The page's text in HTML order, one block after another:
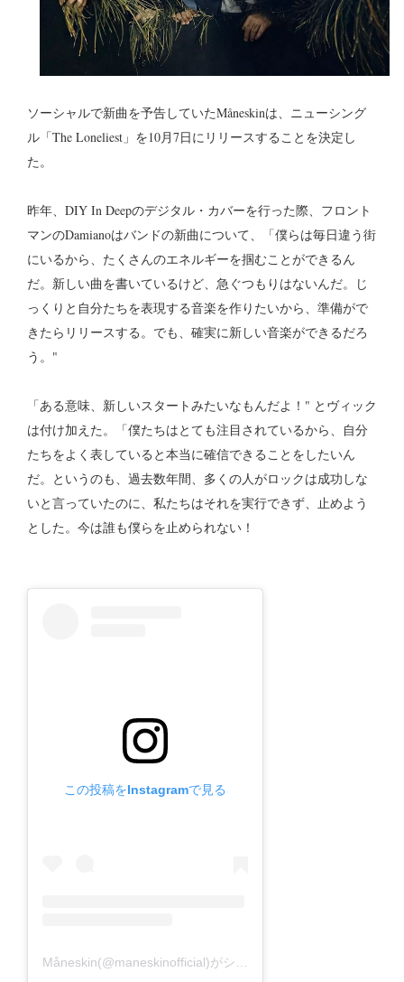
ソーシャルで新曲を予告していたMåneskinは、ニューシング
ル「The Loneliest」を10月7日にリリースすることを決定し
た。
昨年、DIY In Deepのデジタル・カバーを行った際、フロント
マンのDamianoはバンドの新曲について、「僕らは毎日違う街
にいるから、たくさんのエネルギーを掴むことができるん
だ。新しい曲を書いているけど、急ぐつもりはないんだ。じ
っくりと自分たちを表現する音楽を作りたいから、準備がで
きたらリリースする。でも、確実に新しい音楽ができるだろ
う。"
「ある意味、新しいスタートみたいなもんだよ！" とヴィック
は付け加えた。「僕たちはとても注目されているから、自分
たちをよく表していると本当に確信できることをしたいん
だ。というのも、過去数年間、多くの人がロックは成功しな
いと言っていたのに、私たちはそれを実行できず、止めよう
とした。今は誰も僕らを止められない！
この投稿をInstagramで見る